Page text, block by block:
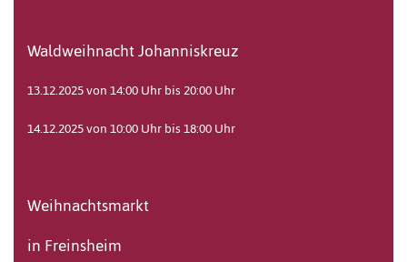
Waldweihnacht Johanniskreuz
13.12.2025 von 14:00 Uhr bis 20:00 Uhr
14.12.2025 von 10:00 Uhr bis 18:00 Uhr
Weihnachtsmarkt
in Freinsheim